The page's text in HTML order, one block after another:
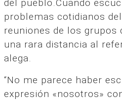
del pueblo.Cuando
problemas cotidianos
reuniones de los grupos
una rara distancia al
alega.
“No me parece haber
expresión «nosotros»